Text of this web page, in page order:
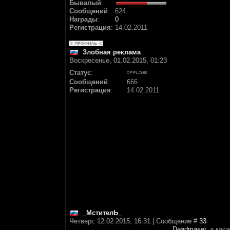
Бывалый:
Сообщений:
624
Награды:
0
Регистрация: 14.02.2011
Злобная реклама
Воскресенье, 01.02.2015, 01:23
Статус:
Сообщений:
666
Регистрация: 14.02.2011
_МстителЬ_
Четверг, 12.02.2015, 16:31 | Сообщение # 33